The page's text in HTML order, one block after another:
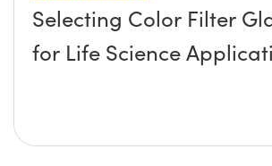
Selecting Color Filter
for Life Science